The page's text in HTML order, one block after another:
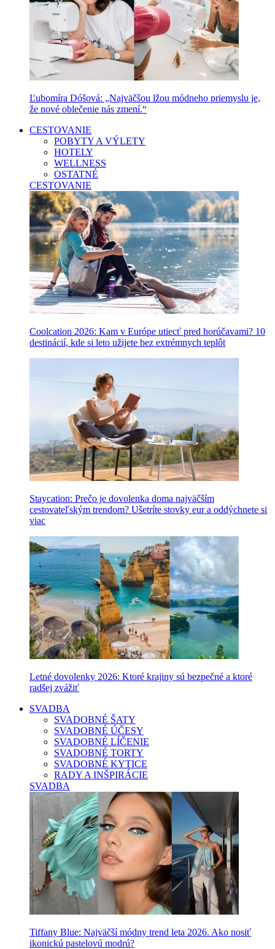
Ľubomíra Dóšová: „Najväčšou lžou módneho priemyslu je,
že nové oblečenie nás zmení.“
CESTOVANIE
POBYTY A VÝLETY
HOTELY
WELLNESS
OSTATNÉ
CESTOVANIE
Coolcation 2026: Kam v Európe utiecť pred horúčavami? 10
destinácií, kde si leto užijete bez extrémnych teplôt
Staycation: Prečo je dovolenka doma najväčším
cestovateľským trendom? Ušetríte stovky eur a oddýchnete si
viac
Letné dovolenky 2026: Ktoré krajiny sú bezpečné a ktoré
radšej zvážiť
SVADBA
SVADOBNÉ ŠATY
SVADOBNÉ ÚČESY
SVADOBNÉ LÍČENIE
SVADOBNÉ TORTY
SVADOBNÉ KYTICE
RADY A INŠPIRÁCIE
SVADBA
Tiffany Blue: Najväčší módny trend leta 2026. Ako nosiť
ikonickú pastelovú modrú?